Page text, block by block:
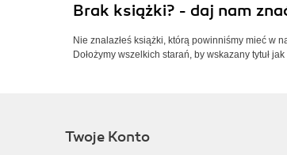
Brak książki? - daj nam
Nie znalazłeś książki, którą powinniśmy mieć w
Dołożymy wszelkich starań, by wskazany tytuł
Twoje Konto